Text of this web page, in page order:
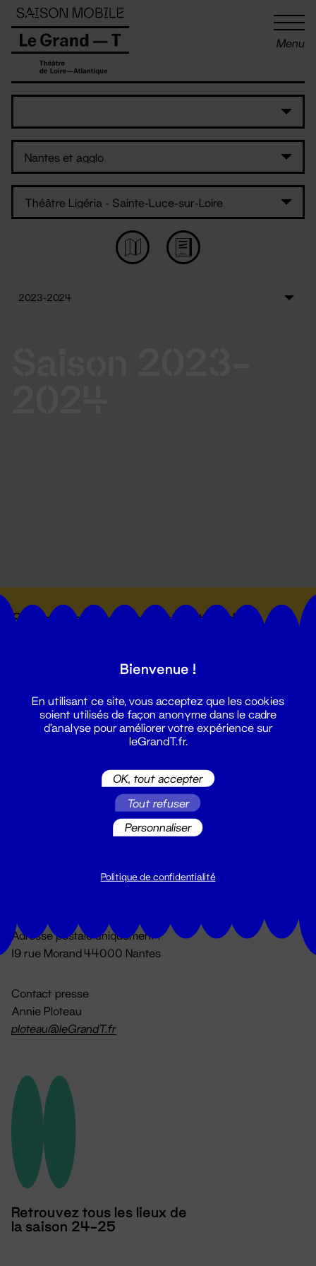
Menu
Suivez toutes les actualités du
Du lundi au vendredi 14h → 18h
Adresse postale uniquement :
19 rue Morand 44000 Nantes
Contact presse
Annie Ploteau
ploteau@leGrandT.fr
Retrouvez tous les lieux de
la saison 24-25
Panneau de gestion des cookies
Bienvenue !
En utilisant ce site, vous acceptez que les cookies
soient utilisés de façon anonyme dans le cadre
d'analyse pour améliorer votre expérience sur
leGrandT.fr.
OK, tout accepter
Tout refuser
Personnaliser
Politique de confidentialité